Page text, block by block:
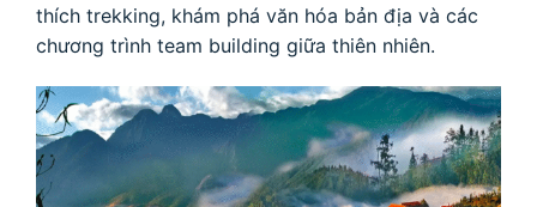
thích trekking, khám phá văn hóa bản địa và các
chương trình team building giữa thiên nhiên.